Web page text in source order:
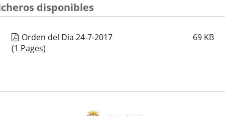
disponibles
Orden del Día 24-7-2017 69 KB
(1 Pages)